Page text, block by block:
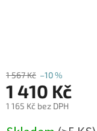
1 567 Kč –10 %
1 410 Kč
1 165 Kč bez DPH